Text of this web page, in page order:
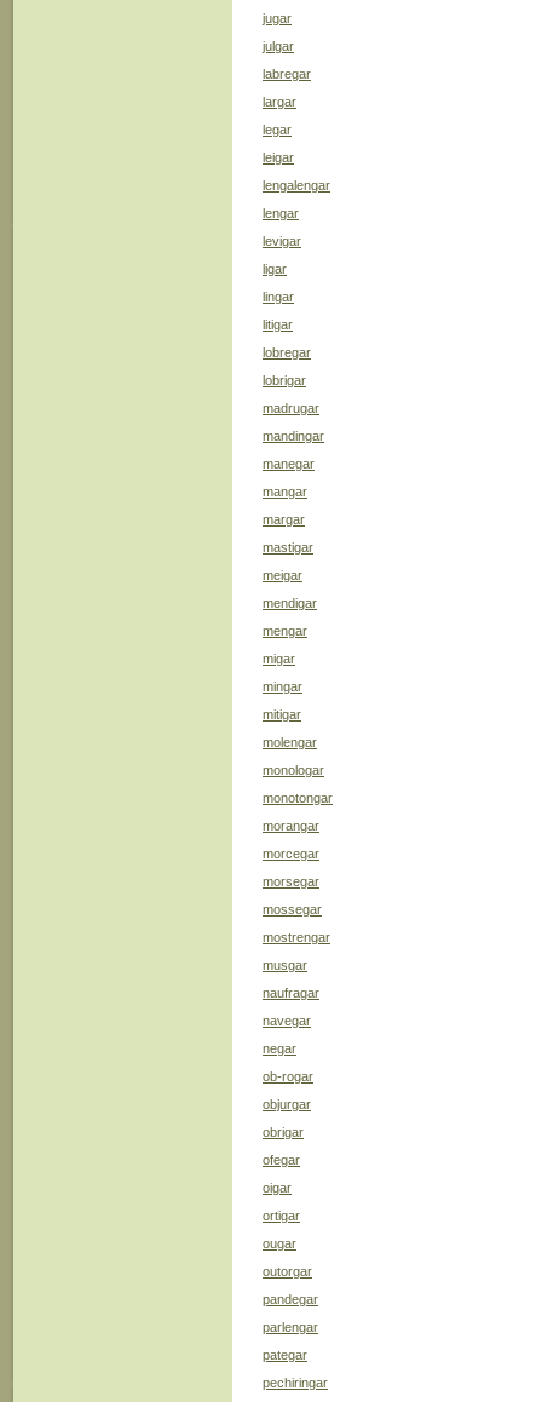
jugar
julgar
labregar
largar
legar
leigar
lengalengar
lengar
levigar
ligar
lingar
litigar
lobregar
lobrigar
madrugar
mandingar
manegar
mangar
margar
mastigar
meigar
mendigar
mengar
migar
mingar
mitigar
molengar
monologar
monotongar
morangar
morcegar
morsegar
mossegar
mostrengar
musgar
naufragar
navegar
negar
ob-rogar
objurgar
obrigar
ofegar
oigar
ortigar
ougar
outorgar
pandegar
parlengar
pategar
pechiringar